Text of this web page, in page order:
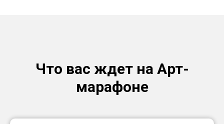
Что вас ждет на Арт-
марафоне